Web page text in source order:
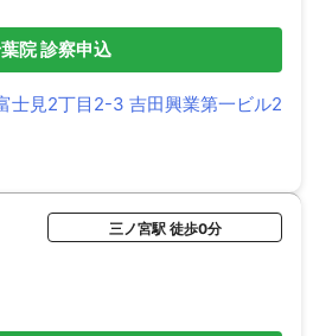
院 診察申込
士見2丁目2-3 吉田興業第一ビル2
三ノ宮駅 徒歩0分